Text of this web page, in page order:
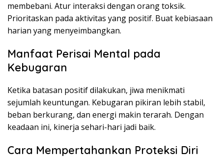
membebani. Atur interaksi dengan orang toksik.
Prioritaskan pada aktivitas yang positif. Buat kebiasaan
harian yang menyeimbangkan.
Manfaat Perisai Mental pada
Kebugaran
Ketika batasan positif dilakukan, jiwa menikmati
sejumlah keuntungan. Kebugaran pikiran lebih stabil,
beban berkurang, dan energi makin terarah. Dengan
keadaan ini, kinerja sehari-hari jadi baik.
Cara Mempertahankan Proteksi Diri